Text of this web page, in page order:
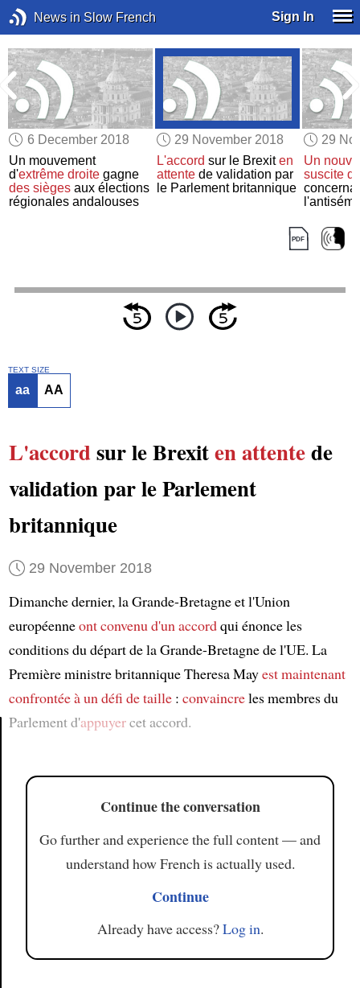
News in Slow French Sign In
6 December 2018
Un mouvement
d'extrême droite gagne
des sièges aux élections
régionales andalouses
29 November 2018
L'accord sur le Brexiten
attentede validation par
le Parlement britannique
29
Un
suscite
TEXT SIZE
aa AA
L'accordsur le Brexiten attentede
validation par le Parlement
britannique
29 November 2018
Dimanche dernier, la Grande-Bretagne et l'Union
européenneont convenu d'un accordqui énonce les
conditions du départ de la Grande-Bretagne de l'UE. La
Première ministre britannique Theresa Mayest maintenant
confrontée àun défi de taille: convaincreles membres du
Parlement d'appuyercet accord.
Continue the conversation
Go further and experience the full content — and
understand how French is actually used.
Continue
Already have access?Log in.